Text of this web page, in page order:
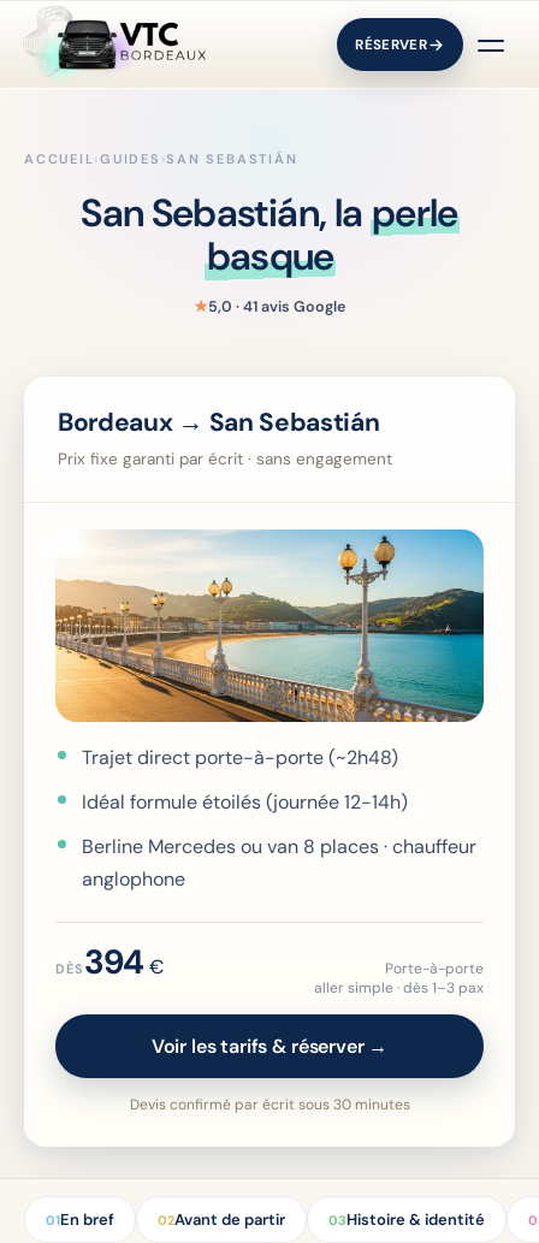
RÉSERVER
ACCUEIL›GUIDES ›SAN SEBASTIÁN
San Sebastián, laperle
basque
★5,0 · 41 avis Google
Bordeaux → San Sebastián
Prix fixe garanti par écrit · sans engagement
Trajet direct porte-à-porte (~2h48)
Idéal formule étoilés (journée 12-14h)
Berline Mercedes ou van 8 places · chauffeur
anglophone
DÈS 394 €
Porte-à-porte
aller simple · dès 1–3 pax
Voir les tarifs & réserver →
Devis confirmé par écrit sous 30 minutes
01En bref 02Avant de partir 03Histoire & identité